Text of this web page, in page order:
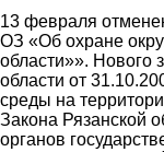
13 февраля
ОЗ «Об охране
области»». Нового
области от
среды на
Закона Рязанской
органов